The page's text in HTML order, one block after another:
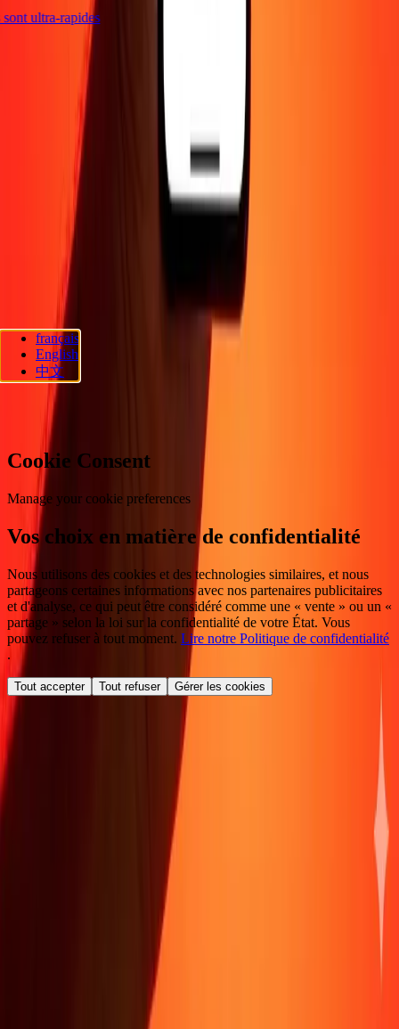
sont ultra-rapides
Blog
Envoyer de l'argent en
Entreprise Devenir agent
Devenir affilié
Politique de confidentialité
Avis sur les cookies
Promotion Prévention de la fraude
d'accessibilité
Suivez-nous
Ria Lithuania UAB. © 2026 Dandelion Payments, Inc. Tous droits
réservés.
Préférences en matière de cookies
français
English
中文
Cookie Consent
Manage your cookie preferences
Vos choix en matière de confidentialité
Nous utilisons des cookies et des technologies similaires, et nous
partageons certaines informations avec nos partenaires publicitaires
et d'analyse, ce qui peut être considéré comme une « vente » ou un «
partage » selon la loi sur la confidentialité de votre État. Vous
pouvez refuser à tout moment. Lire notre Politique de confidentialité
.
Tout accepter Tout refuser Gérer les cookies